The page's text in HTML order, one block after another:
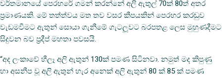
වර්තමානයේ පෙරහරේ ගමන් කරන්නේ අලි ඇතුල් 70ක් 80ත් අතර
ප‍්‍රමාණයකි. මේ තත්ත්වය මත තව වසර කීපයකින් පෙරහර කරඬුව
වැඩමවීමට ඇතුන් සොයා ගැනීමේ ගැටලූවට බරපතළ ලෙස මුහුණදීමට
සිදුවන බව ප‍්‍රදීප් මහතා පවසයි.
“අද ලංකාවේ හීලෑ අලි ඇතුන් 130ක් පමණ සිටිනවා. නමුත් මද කිපුණු
හා අසනීප වූ අලි ඇතුන් හැර අනෙක් අලි ඇතුන් 80 ක් 85 ක් පමණ